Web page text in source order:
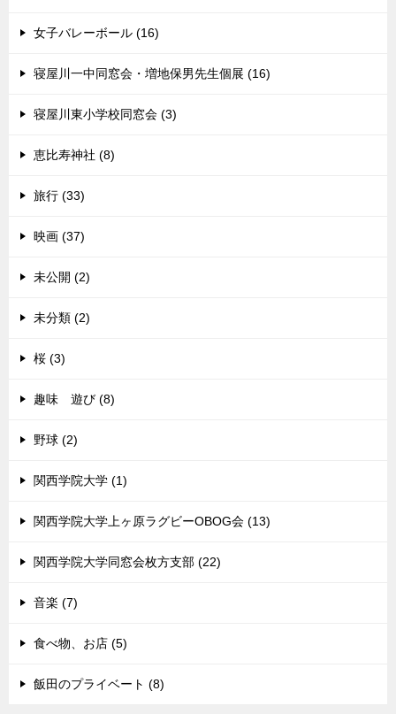
女子バレーボール (16)
寝屋川一中同窓会・増地保男先生個展 (16)
寝屋川東小学校同窓会 (3)
恵比寿神社 (8)
旅行 (33)
映画 (37)
未公開 (2)
未分類 (2)
桜 (3)
趣味 遊び (8)
野球 (2)
関西学院大学 (1)
関西学院大学上ヶ原ラグビーOBOG会 (13)
関西学院大学同窓会枚方支部 (22)
音楽 (7)
食べ物、お店 (5)
飯田のプライベート (8)